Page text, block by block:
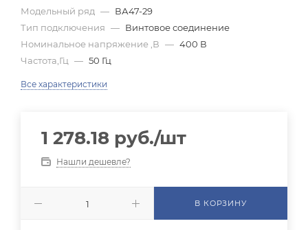
Модельный ряд — ВА47-29
Тип подключения — Винтовое соединение
Номинальное напряжение ,В — 400 В
Частота,Гц — 50 Гц
Все характеристики
1 278.18 руб./шт
Нашли дешевле?
В КОРЗИНУ